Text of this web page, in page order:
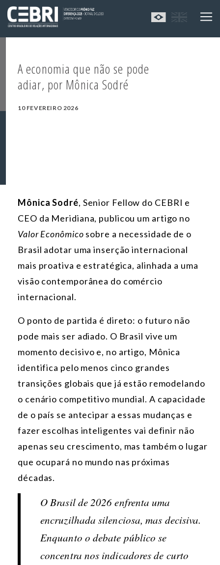
A economia que não se pode
adiar, por Mônica Sodré
10 FEVEREIRO 2026
Mônica Sodré, Senior Fellow do CEBRI e
CEO da Meridiana, publicou um artigo no
Valor Econômico sobre a necessidade de o
Brasil adotar uma inserção internacional
mais proativa e estratégica, alinhada a uma
visão contemporânea do comércio
internacional.
O ponto de partida é direto: o futuro não
pode mais ser adiado. O Brasil vive um
momento decisivo e, no artigo, Mônica
identifica pelo menos cinco grandes
transições globais que já estão remodelando
o cenário competitivo mundial. A capacidade
de o país se antecipar a essas mudanças e
fazer escolhas inteligentes vai definir não
apenas seu crescimento, mas também o lugar
que ocupará no mundo nas próximas
décadas.
O Brasil de 2026 enfrenta uma
encruzilhada silenciosa, mas decisiva.
Enquanto o debate público se
concentra nos indicadores de curto